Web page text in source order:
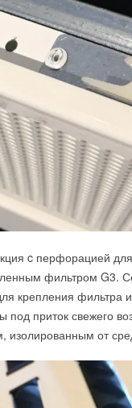
c перфорацией
фильтром G3.
крепления фильтра
под приток свежего
изолированным от